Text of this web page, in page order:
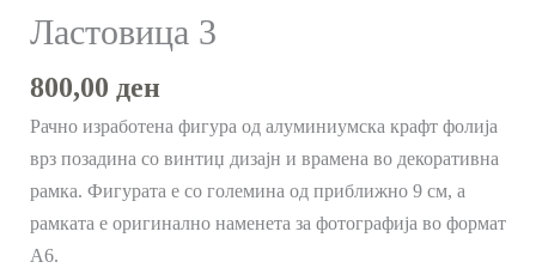
Ластовица 3
800,00 ден
Рачно изработена фигура од алуминиумска крафт фолија
врз позадина со винтиџ дизајн и врамена во декоративна
рамка. Фигурата е со големина од приближно 9 см, а
рамката е оригинално наменета за фотографија во формат
А6.